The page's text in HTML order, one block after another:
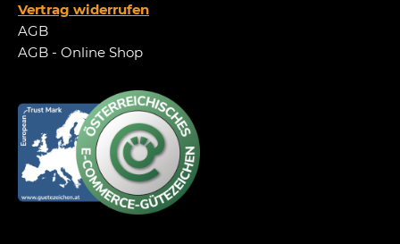
Vertrag widerrufen
AGB
AGB - Online Shop